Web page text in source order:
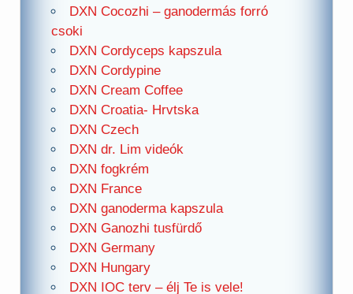
DXN Cocozhi – ganodermás forró
csoki
DXN Cordyceps kapszula
DXN Cordypine
DXN Cream Coffee
DXN Croatia- Hrvtska
DXN Czech
DXN dr. Lim videók
DXN fogkrém
DXN France
DXN ganoderma kapszula
DXN Ganozhi tusfürdő
DXN Germany
DXN Hungary
DXN IOC terv – élj Te is vele!